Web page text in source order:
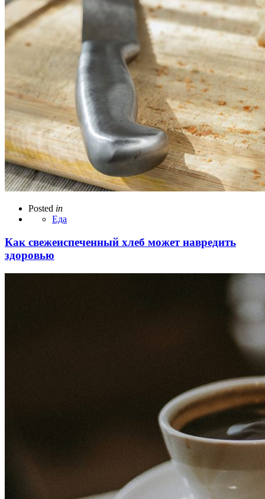
Posted in
Еда
Как свежеиспеченный хлеб может навредить
здоровью